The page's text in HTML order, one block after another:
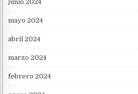
junio 2024
mayo 2024
abril 2024
marzo 2024
febrero 2024